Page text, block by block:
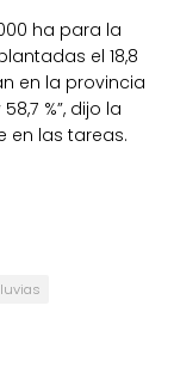
ha para la
el 18,8
en la provincia
%”, dijo la
en las tareas.